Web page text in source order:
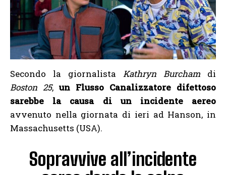
Secondo la giornalista Kathryn Burcham di
Boston 25, un Flusso Canalizzatore difettoso
sarebbe la causa di un incidente aereo
avvenuto nella giornata di ieri ad Hanson, in
Massachusetts (USA).
Sopravvive all’incidente